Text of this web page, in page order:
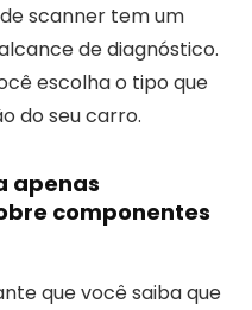
scanner tem um
de diagnóstico.
escolha o tipo que
do seu carro.
apenas
componentes
que você saiba que